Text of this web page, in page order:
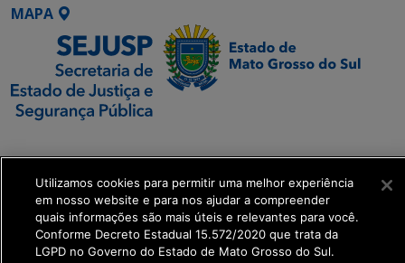
MAPA
Executiva de
Transformação Digital
get_footer();
Utilizamos cookies para permitir uma melhor experiência
em nosso website e para nos ajudar a compreender
quais informações são mais úteis e relevantes para você.
Conforme Decreto Estadual 15.572/2020 que trata da
LGPD no Governo do Estado de Mato Grosso do Sul.